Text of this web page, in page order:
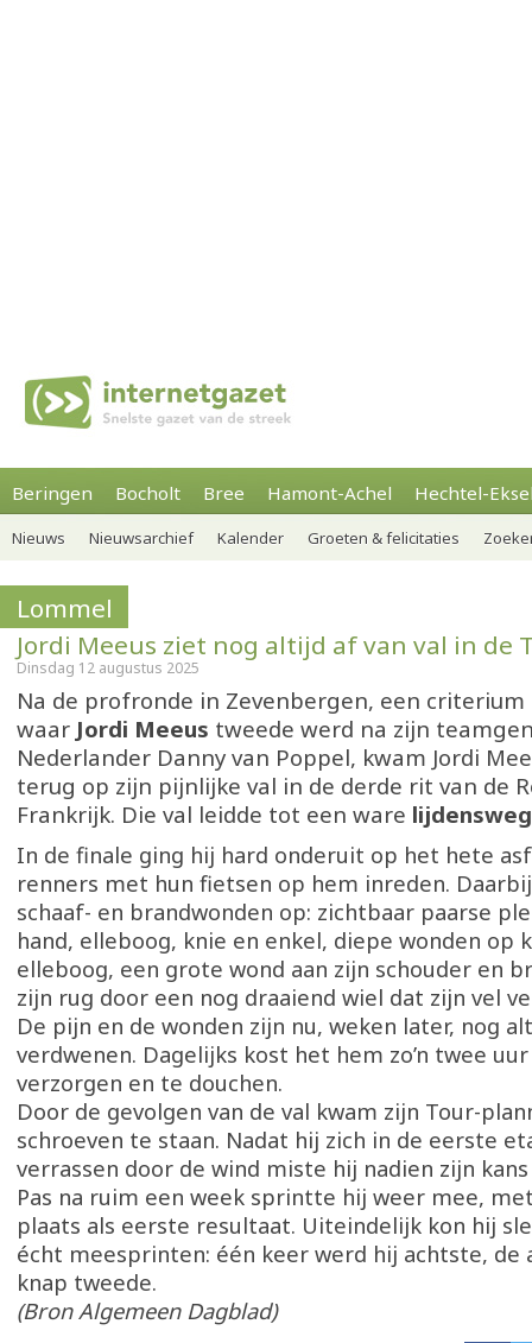
Beringen Bocholt Bree Hamont-Achel Hechtel-
Nieuws Nieuwsarchief Kalender Groeten & felicitaties
Lommel
Jordi Meeus ziet nog altijd af van val in de
Dinsdag 12 augustus 2025
Na de profronde in Zevenbergen, een
waar Jordi Meeus tweede werd na zijn
Nederlander Danny van Poppel, kwam Jordi
terug op zijn pijnlijke val in de derde rit van de
Frankrijk. Die val leidde tot een ware lijdensweg
In de finale ging hij hard onderuit op het hete
renners met hun fietsen op hem inreden.
schaaf- en brandwonden op: zichtbaar paarse
hand, elleboog, knie en enkel, diepe wonden op
elleboog, een grote wond aan zijn schouder en
zijn rug door een nog draaiend wiel dat zijn vel
De pijn en de wonden zijn nu, weken later, nog
verdwenen. Dagelijks kost het hem zo’n twee
verzorgen en te douchen.
Door de gevolgen van de val kwam zijn Tour-
schroeven te staan. Nadat hij zich in de eerste
verrassen door de wind miste hij nadien zijn
Pas na ruim een week sprintte hij weer mee,
plaats als eerste resultaat. Uiteindelijk kon hij
écht meesprinten: één keer werd hij achtste, de
knap tweede.
(Bron Algemeen Dagblad)